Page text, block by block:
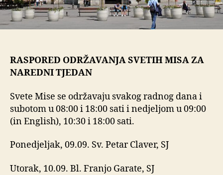
RASPORED ODRŽAVANJA SVETIH MISA ZA
NAREDNI TJEDAN
Svete Mise se održavaju svakog radnog dana i
subotom u 08:00 i 18:00 sati i nedjeljom u 09:00
(in English), 10:30 i 18:00 sati.
Ponedjeljak, 09.09. Sv. Petar Claver, SJ
Utorak, 10.09. Bl. Franjo Garate, SJ